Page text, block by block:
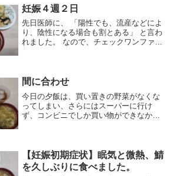
米トマトコンソメスープとても美味しい
食事でした。色々な体の変...
妊娠４週２日
先日医師に、 「陽性でも、流産などによ
り、陰性になる場合も割とある」 と言わ
れました。 なので、チェックワンファス
っています。 ...
間に合わせ
今日の夕飯は、買い置きの野菜がなくな
ってしまい、さらにはスーパーに行け
ず、コンビニでしか買い物ができなかっ
りました。かに玉チキン南蛮...
【妊娠初期症状】眠気と微熱、鯖
を久しぶりに食べました。